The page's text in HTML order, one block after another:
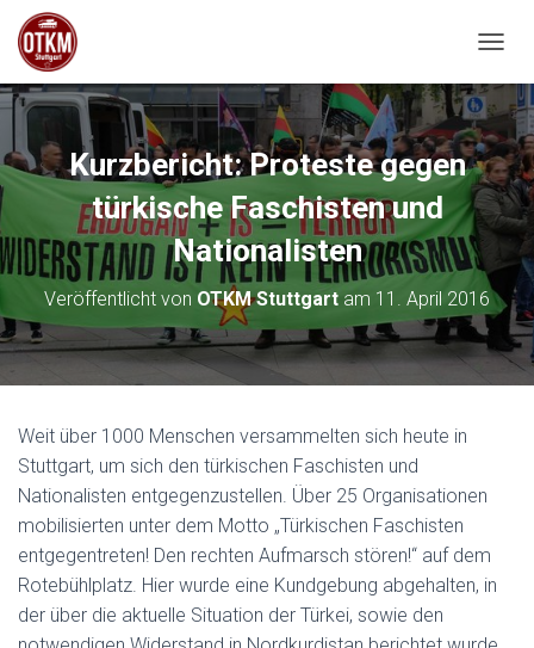
Kurzbericht: Proteste gegen
türkische Faschisten und
Nationalisten
Veröffentlicht von OTKM Stuttgart am 11. April 2016
Weit über 1000 Menschen versammelten sich heute in
Stuttgart, um sich den türkischen Faschisten und
Nationalisten entgegenzustellen. Über 25 Organisationen
mobilisierten unter dem Motto „Türkischen Faschisten
entgegentreten! Den rechten Aufmarsch stören!“ auf dem
Rotebühlplatz. Hier wurde eine Kundgebung abgehalten, in
der über die aktuelle Situation der Türkei, sowie den